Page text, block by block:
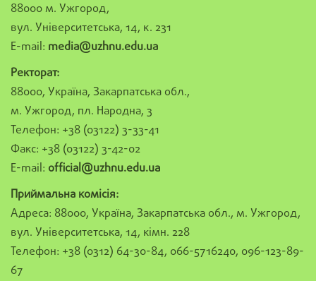
88000 м. Ужгород,
вул. Університетська, 14, к. 231
E-mail: media@uzhnu.edu.ua
Ректорат:
88000, Україна, Закарпатська обл.,
м. Ужгород, пл. Народна, 3
Телефон: +38 (03122) 3-33-41
Факс: +38 (03122) 3-42-02
E-mail: official@uzhnu.edu.ua
Приймальна комісія:
Адреса: 88000, Україна, Закарпатська обл., м. Ужгород,
вул. Університетська, 14, кімн. 228
Телефон: +38 (0312) 64-30-84, 066-5716240, 096-123-89-
67